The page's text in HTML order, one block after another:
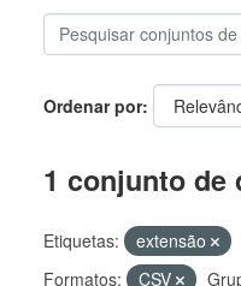
Ordenar por
1 conjunto de
Etiquetas: extensão
Formatos:
CSV